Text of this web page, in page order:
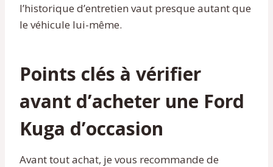
l’historique d’entretien vaut presque autant que
le véhicule lui-même.
Points clés à vérifier
avant d’acheter une Ford
Kuga d’occasion
Avant tout achat, je vous recommande de